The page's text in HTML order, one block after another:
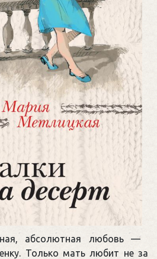
абсолютная любовь —
Только мать любит не за